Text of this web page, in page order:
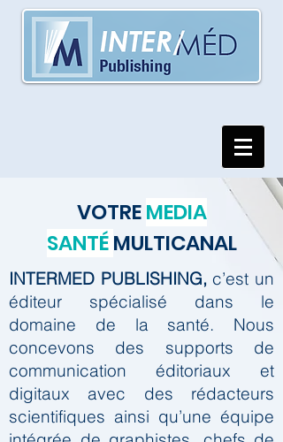
VOTREMEDIA
SANTÉMULTICANAL
INTERMED PUBLISHING, c’est un
éditeur spécialisé dans le
domaine de la santé. Nous
concevons des supports de
communication éditoriaux et
digitaux avec des rédacteurs
scientifiques ainsi qu’une équipe